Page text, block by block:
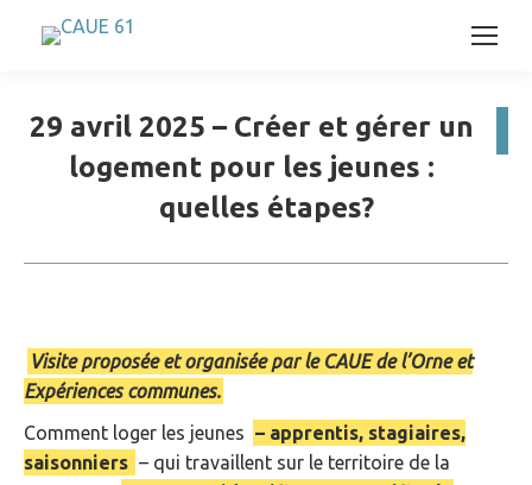
29 avril 2025 – Créer et gérer un
logement pour les jeunes :
quelles étapes?
Visite proposée et organisée par le CAUE de l’Orne et
Expériences communes.
Comment loger les jeunes – apprentis, stagiaires,
saisonniers – qui travaillent sur le territoire de la